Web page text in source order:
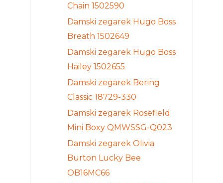
Chain 1502590
Damski zegarek Hugo Boss
Breath 1502649
Damski zegarek Hugo Boss
Hailey 1502655
Damski zegarek Bering
Classic 18729-330
Damski zegarek Rosefield
Mini Boxy QMWSSG-Q023
Damski zegarek Olivia
Burton Lucky Bee
OB16MC66